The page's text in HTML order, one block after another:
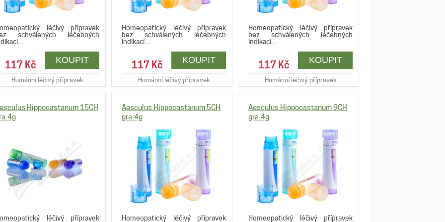
léčivý přípravek
schválených léčebných
117 Kč
Humánní léčivý přípravek
Homeopatický léčivý přípravek
bez schválených léčebných
indikací....
117 Kč
Humánní léčivý přípravek
Homeopatický léčivý přípravek
bez schválených léčebných
indikací....
117 Kč
Humánní léčivý přípravek
Hippocastanum 15CH
léčivý přípravek
Aesculus Hippocastanum 5CH
gra.4g
Homeopatický léčivý přípravek
Aesculus Hippocastanum 9CH
gra.4g
Homeopatický léčivý přípravek